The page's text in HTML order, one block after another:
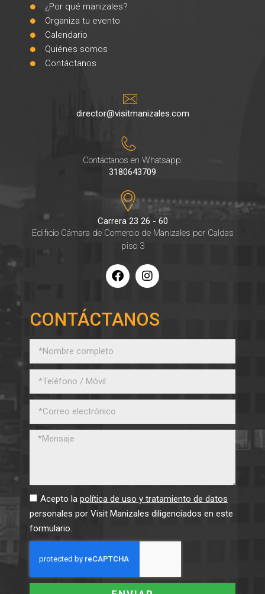
¿Por qué manizales?
Organiza tu evento
Calendario
Quiénes somos
Contáctanos
director@visitmanizales.com
Contáctanos en Whatsapp:
3180643709
Carrera 23 26 - 60
Edificio Cámara de Comercio de Manizales por Caldas
piso 3
CONTÁCTANOS
Acepto la política de uso y tratamiento de datos
personales por Visit Manizales diligenciados en este
formulario.